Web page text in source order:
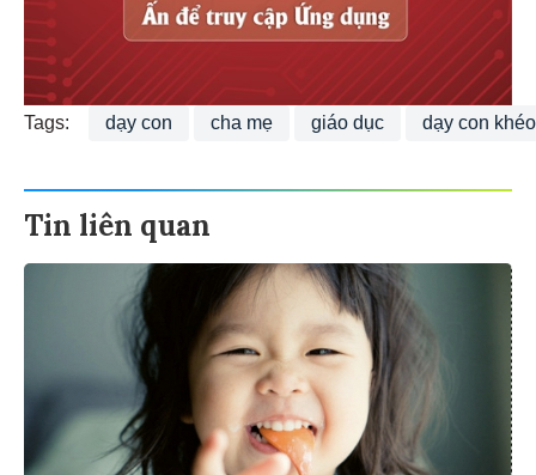
Tags: dạy con cha mẹ giáo dục dạy con khéo
Tin liên quan